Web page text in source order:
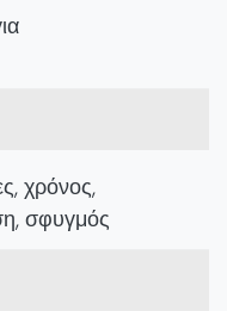
χρόνος,
σφυγμός